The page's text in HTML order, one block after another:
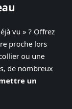
vu » ? Offrez
proche lors
ou une
de nombreux
un